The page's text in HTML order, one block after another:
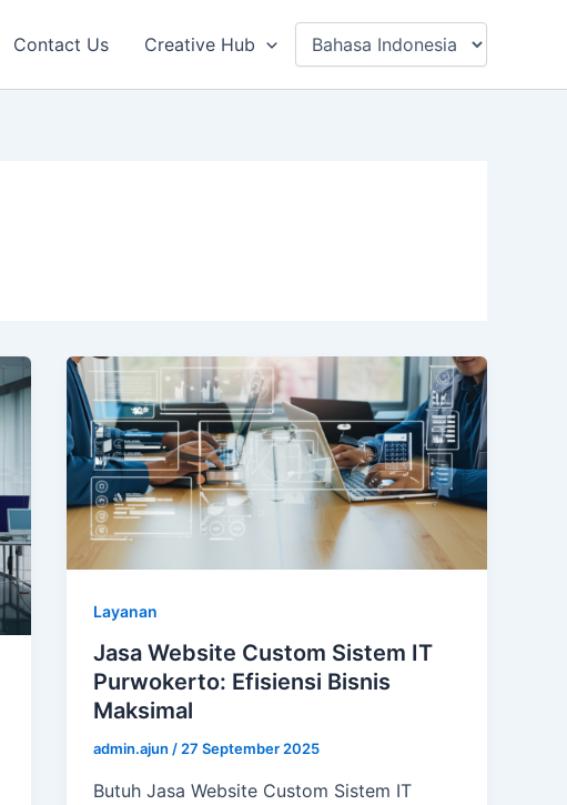
Contact Us Creative Hub
Layanan
Jasa Website Custom Sistem IT
Purwokerto: Efisiensi Bisnis
Maksimal
admin.ajun/27 September 2025
Butuh Jasa Website Custom Sistem IT